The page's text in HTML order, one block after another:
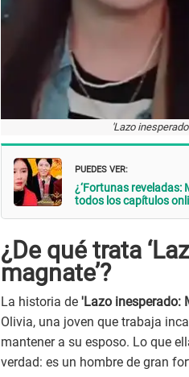
'Lazo
PUEDES VER:
¿‘Fortunas reveladas:
todos los capítulos
¿De qué trata
magnate’?
La historia de 'Lazo inesperado:
Olivia, una joven que trabaja
mantener a su esposo. Lo que
verdad: es un hombre de gran